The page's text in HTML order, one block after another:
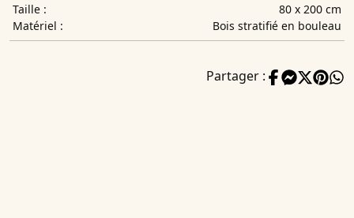
Taille :
80 x 200 cm
Matériel :
Bois stratifié en bouleau
Partager :